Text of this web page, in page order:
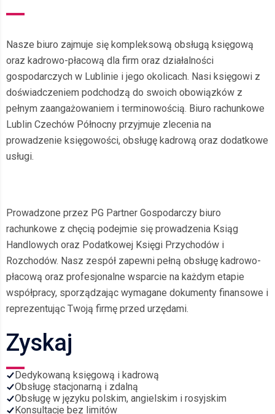
Nasze biuro zajmuje się kompleksową obsługą księgową
oraz kadrowo-płacową dla firm oraz działalności
gospodarczych w Lublinie i jego okolicach. Nasi księgowi z
doświadczeniem podchodzą do swoich obowiązków z
pełnym zaangażowaniem i terminowością. Biuro rachunkowe
Lublin Czechów Północny przyjmuje zlecenia na
prowadzenie księgowości, obsługę kadrową oraz dodatkowe
usługi.
Prowadzone przez PG Partner Gospodarczy biuro
rachunkowe z chęcią podejmie się prowadzenia Ksiąg
Handlowych oraz Podatkowej Księgi Przychodów i
Rozchodów. Nasz zespół zapewni pełną obsługę kadrowo-
płacową oraz profesjonalne wsparcie na każdym etapie
współpracy, sporządzając wymagane dokumenty finansowe i
reprezentując Twoją firmę przed urzędami.
Zyskaj
Dedykowaną księgową i kadrową
Obsługę stacjonarną i zdalną
Obsługę w języku polskim, angielskim i rosyjskim
Konsultacje bez limitów